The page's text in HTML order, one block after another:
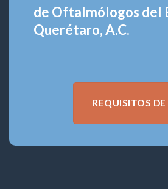
de Oftalmólogos del
Querétaro, A.C.
REQUISITOS